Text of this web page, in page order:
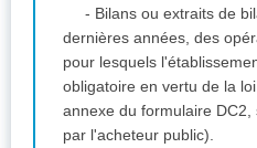
- Bilans ou extraits de
dernières années, des
pour lesquels
obligatoire en vertu de la
annexe du formulaire
par l'acheteur public).